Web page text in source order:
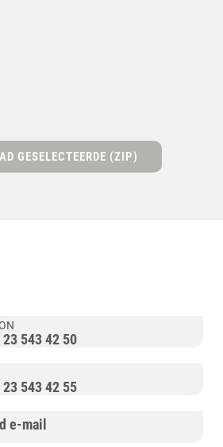
GESELECTEERDE (ZIP)
543 42 50
543 42 55
e-mail